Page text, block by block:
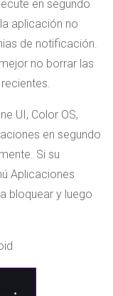
en segundo
aplicación no
de notificación.
no borrar las
UI, Color OS,
en segundo
Si su
Aplicaciones
bloquear y luego